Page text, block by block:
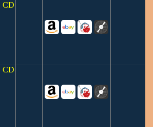
CD
CD